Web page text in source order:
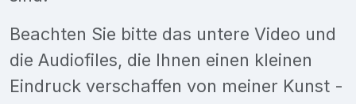
Beachten Sie bitte das untere Video und
die Audiofiles, die Ihnen einen kleinen
Eindruck verschaffen von meiner Kunst -